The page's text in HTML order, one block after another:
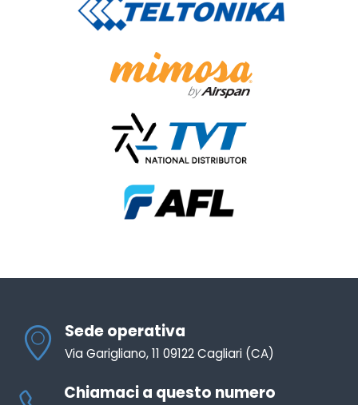
Sede operativa
Via Garigliano, 11 09122 Cagliari (CA)
Chiamaci a questo numero